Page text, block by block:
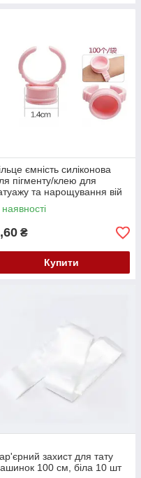
ємність силіконова
пігменту/клею для
та нарощування вій
1,4см
₴
Купити
захист для тату
100 см, біла 10 шт